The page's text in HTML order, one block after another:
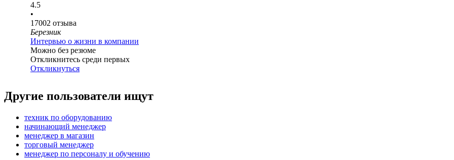
4.5
•
17002 отзыва
Березник
Интервью о жизни в компании
Можно без резюме
Откликнитесь среди первых
Откликнуться
Другие пользователи ищут
техник по оборудованию
начинающий менеджер
менеджер в магазин
торговый менеджер
менеджер по персоналу и обучению